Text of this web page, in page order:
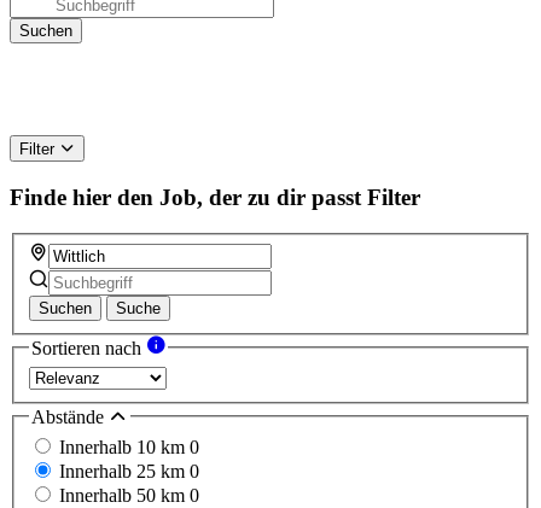
Filter
Finde hier den Job, der zu dir passt Filter
Suchen Suche
Sortieren nach
Abstände
Innerhalb 10 km 0
Innerhalb 25 km 0
Innerhalb 50 km 0